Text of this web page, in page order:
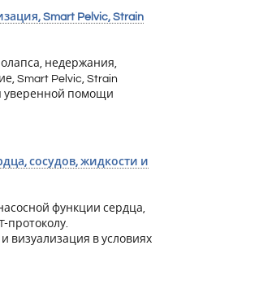
Smart Pelvic, Strain
недержания,
Smart Pelvic, Strain
уверенной помощи
сосудов, жидкости и
функции сердца,
протоколу.
визуализация в условиях